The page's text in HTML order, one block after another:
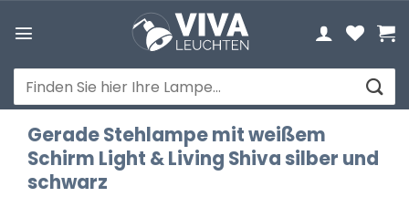
Inhalt
Suchen
nach:
Gerade Stehlampe mit weißem
Schirm Light & Living Shiva silber und
schwarz